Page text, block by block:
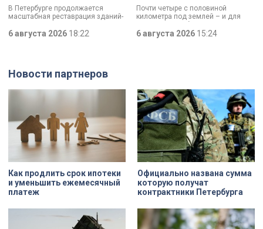
Святого Николая на улице
Марата
В Петербурге продолжается
масштабная реставрация зданий-
губернаторской программы.
адресов сейчас — Дом
Единоверческой церкви Святого
Николая на улице Марата. Здание
переживает второе рождение.
Жемчужина, объекта культурного
наследия — исторические часы.
Их элементы утрачены на 90%.
6 августа 2026 18:22
Почти четыре с половиной
километра под землей – и для
проходческий щит вышел на
6 августа 2026 15:24
Новости партнеров
Как продлить срок ипотеки
и уменьшить ежемесячный
платеж
Официально названа сумма
которую получат
контрактники Петербурга